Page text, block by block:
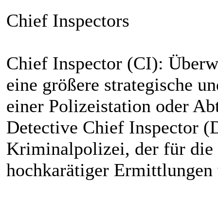
Chief Inspectors
Chief Inspector (CI):
eine größere strategische
einer Polizeistation oder
Detective Chief Inspector
Kriminalpolizei, der für
hochkarätiger